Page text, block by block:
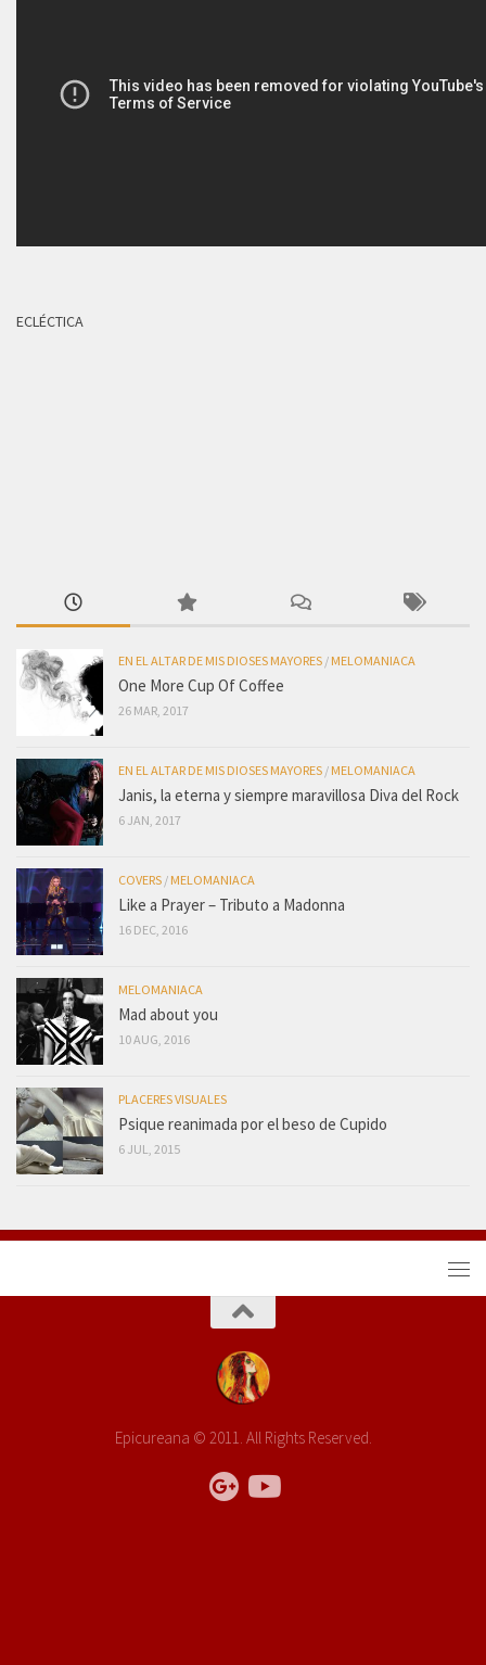
ECLÉCTICA
EN EL ALTAR DE MIS DIOSES MAYORES / MELOMANIACA
One More Cup Of Coffee
26 MAR, 2017
EN EL ALTAR DE MIS DIOSES MAYORES / MELOMANIACA
Janis, la eterna y siempre maravillosa Diva del Rock
6 JAN, 2017
COVERS / MELOMANIACA
Like a Prayer – Tributo a Madonna
16 DEC, 2016
MELOMANIACA
Mad about you
10 AUG, 2016
PLACERES VISUALES
Psique reanimada por el beso de Cupido
6 JUL, 2015
Epicureana © 2011. All Rights Reserved.